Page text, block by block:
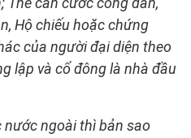
Hộ chiếu hoặc chứng
của người đại diện theo
lập và cổ đông là nhà đầu
ngoài thì bản sao